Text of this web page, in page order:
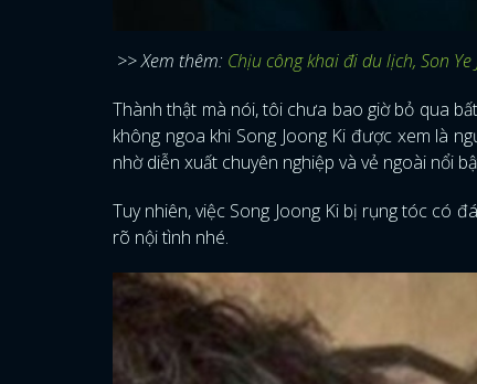
>> Xem thêm: Chịu công khai đi du lịch, Son
Thành thật mà nói, tôi chưa bao giờ bỏ qua
không ngoa khi Song Joong Ki được xem là
nhờ diễn xuất chuyên nghiệp và vẻ ngoài nổi
Tuy nhiên, việc Song Joong Ki bị rụng tóc có
rõ nội tình nhé.